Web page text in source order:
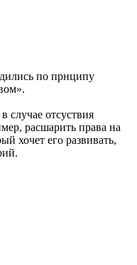
по прнципу
случае отсуствия
расшарить права на
хочет его развивать,